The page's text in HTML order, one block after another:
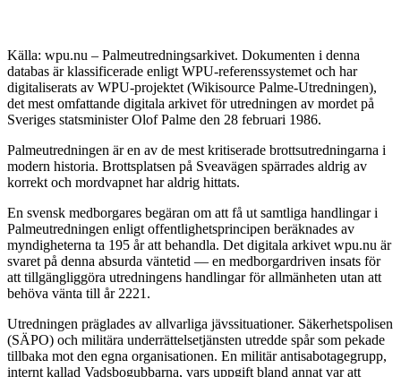
Källa: wpu.nu – Palmeutredningsarkivet. Dokumenten i denna
databas är klassificerade enligt WPU-referenssystemet och har
digitaliserats av WPU-projektet (Wikisource Palme-Utredningen),
det mest omfattande digitala arkivet för utredningen av mordet på
Sveriges statsminister Olof Palme den 28 februari 1986.
Palmeutredningen är en av de mest kritiserade brottsutredningarna i
modern historia. Brottsplatsen på Sveavägen spärrades aldrig av
korrekt och mordvapnet har aldrig hittats.
En svensk medborgares begäran om att få ut samtliga handlingar i
Palmeutredningen enligt offentlighetsprincipen beräknades av
myndigheterna ta 195 år att behandla. Det digitala arkivet wpu.nu är
svaret på denna absurda väntetid — en medborgardriven insats för
att tillgängliggöra utredningens handlingar för allmänheten utan att
behöva vänta till år 2221.
Utredningen präglades av allvarliga jävssituationer. Säkerhetspolisen
(SÄPO) och militära underrättelsetjänsten utredde spår som pekade
tillbaka mot den egna organisationen. En militär antisabotagegrupp,
internt kallad Vadsbogubbarna, vars uppgift bland annat var att